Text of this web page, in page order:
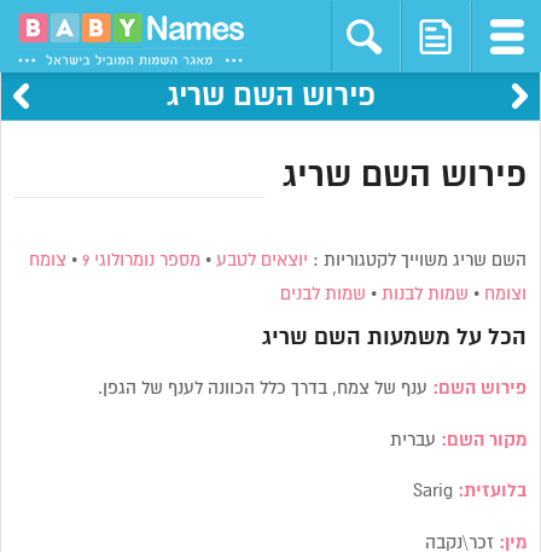
פירוש השם שריג
פירוש השם שריג
השם שריג משוייך לקטגוריות : יוצאים לטבע • מספר נומרולוגי 9 • צומח
וצומח • שמות לבנות • שמות לבנים
הכל על משמעות השם שריג
פירוש השם: ענף של צמח, בדרך כלל הכוונה לענף של הגפן.
מקור השם: עברית
בלועזית: Sarig
מין: זכר\נקבה